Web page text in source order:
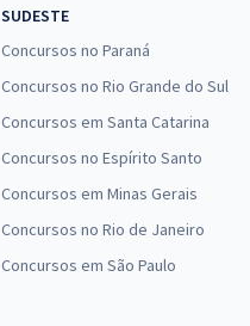
SUDESTE
Concursos no Paraná
Concursos no Rio Grande do Sul
Concursos em Santa Catarina
Concursos no Espírito Santo
Concursos em Minas Gerais
Concursos no Rio de Janeiro
Concursos em São Paulo